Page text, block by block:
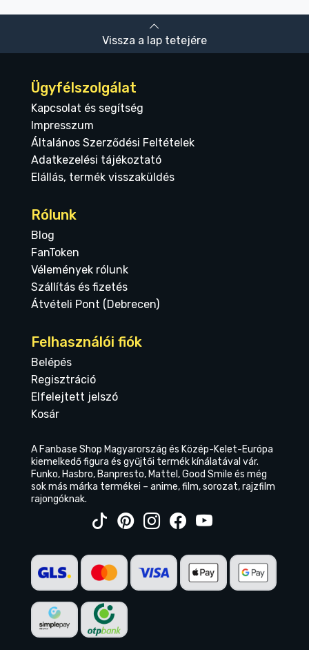
Vissza a lap tetejére
Ügyfélszolgálat
Kapcsolat és segítség
Impresszum
Általános Szerződési Feltételek
Adatkezelési tájékoztató
Elállás, termék visszaküldés
Rólunk
Blog
FanToken
Vélemények rólunk
Szállítás és fizetés
Átvételi Pont (Debrecen)
Felhasználói fiók
Belépés
Regisztráció
Elfelejtett jelszó
Kosár
A Fanbase Shop Magyarország és Közép-Kelet-Európa
kiemelkedő figura és gyűjtői termék kínálatával vár.
Funko, Hasbro, Banpresto, Mattel, Good Smile és még
sok más márka termékei – anime, film, sorozat, rajzfilm
rajongóknak.